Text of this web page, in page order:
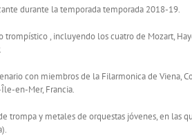
durante la temporada temporada 2018-19.
, incluyendo los cuatro de Mozart,
con miembros de la Filarmonica de Viena,
en-Mer, Francia.
trompa y metales de orquestas jóvenes, en las